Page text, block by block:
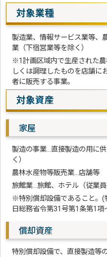
対象業種
製造業、情報サービス業等
業（下宿営業等を除く）
※1計画区域内で生産された
しくは調理したものを店舗に
者に販売する事業。
対象資産
家屋
製造の事業…直接製造の用に
く）
農林水産物等販売業…店舗等
旅館業…旅館、ホテル（従業員
※特別償却設備であること。(
日総務省令第31号第1条第1項
償却資産
特別償却設備で、直接製造等